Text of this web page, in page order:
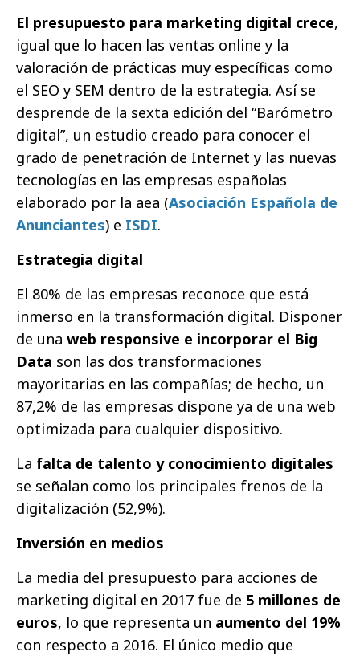
El presupuesto para marketing digital crece,
igual que lo hacen las ventas online y la
valoración de prácticas muy específicas como
el SEO y SEM dentro de la estrategia. Así se
desprende de la sexta edición del “Barómetro
digital”, un estudio creado para conocer el
grado de penetración de Internet y las nuevas
tecnologías en las empresas españolas
elaborado por la aea (Asociación Española de
Anunciantes) e ISDI.
Estrategia digital
El 80% de las empresas reconoce que está
inmerso en la transformación digital. Disponer
de una web responsive e incorporar el Big
Data son las dos transformaciones
mayoritarias en las compañías; de hecho, un
87,2% de las empresas dispone ya de una web
optimizada para cualquier dispositivo.
La falta de talento y conocimiento digitales
se señalan como los principales frenos de la
digitalización (52,9%).
Inversión en medios
La media del presupuesto para acciones de
marketing digital en 2017 fue de 5 millones de
euros, lo que representa un aumento del 19%
con respecto a 2016. El único medio que